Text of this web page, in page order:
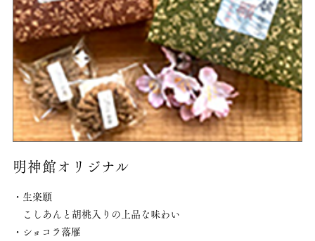
明神館オリジナル
・生楽願
こしあんと胡桃入りの上品な味わい
・ショコラ落雁